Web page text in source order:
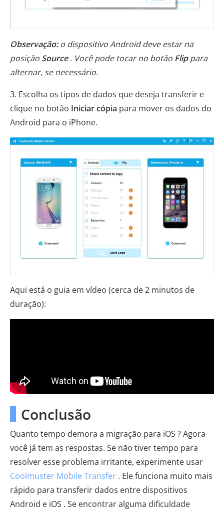
Observação:o dispositivo Android deve estar na
posição Source. Você pode tocar no botão Flippara
alternar, se necessário.
3. Escolha os tipos de dados que deseja transferir e
clique no botão Iniciar cópia para mover os dados do
Android para o iPhone.
Aqui está o guia em vídeo (cerca de 2 minutos de
duração):
Conclusão
Quanto tempo demora a migração para iOS ? Agora
você já tem as respostas. Se não tiver tempo para
resolver esse problema irritante, experimente usar
Coolmuster Mobile Transfer . Ele funciona muito mais
rápido para transferir dados entre dispositivos
Android e iOS . Se encontrar alguma dificuldade